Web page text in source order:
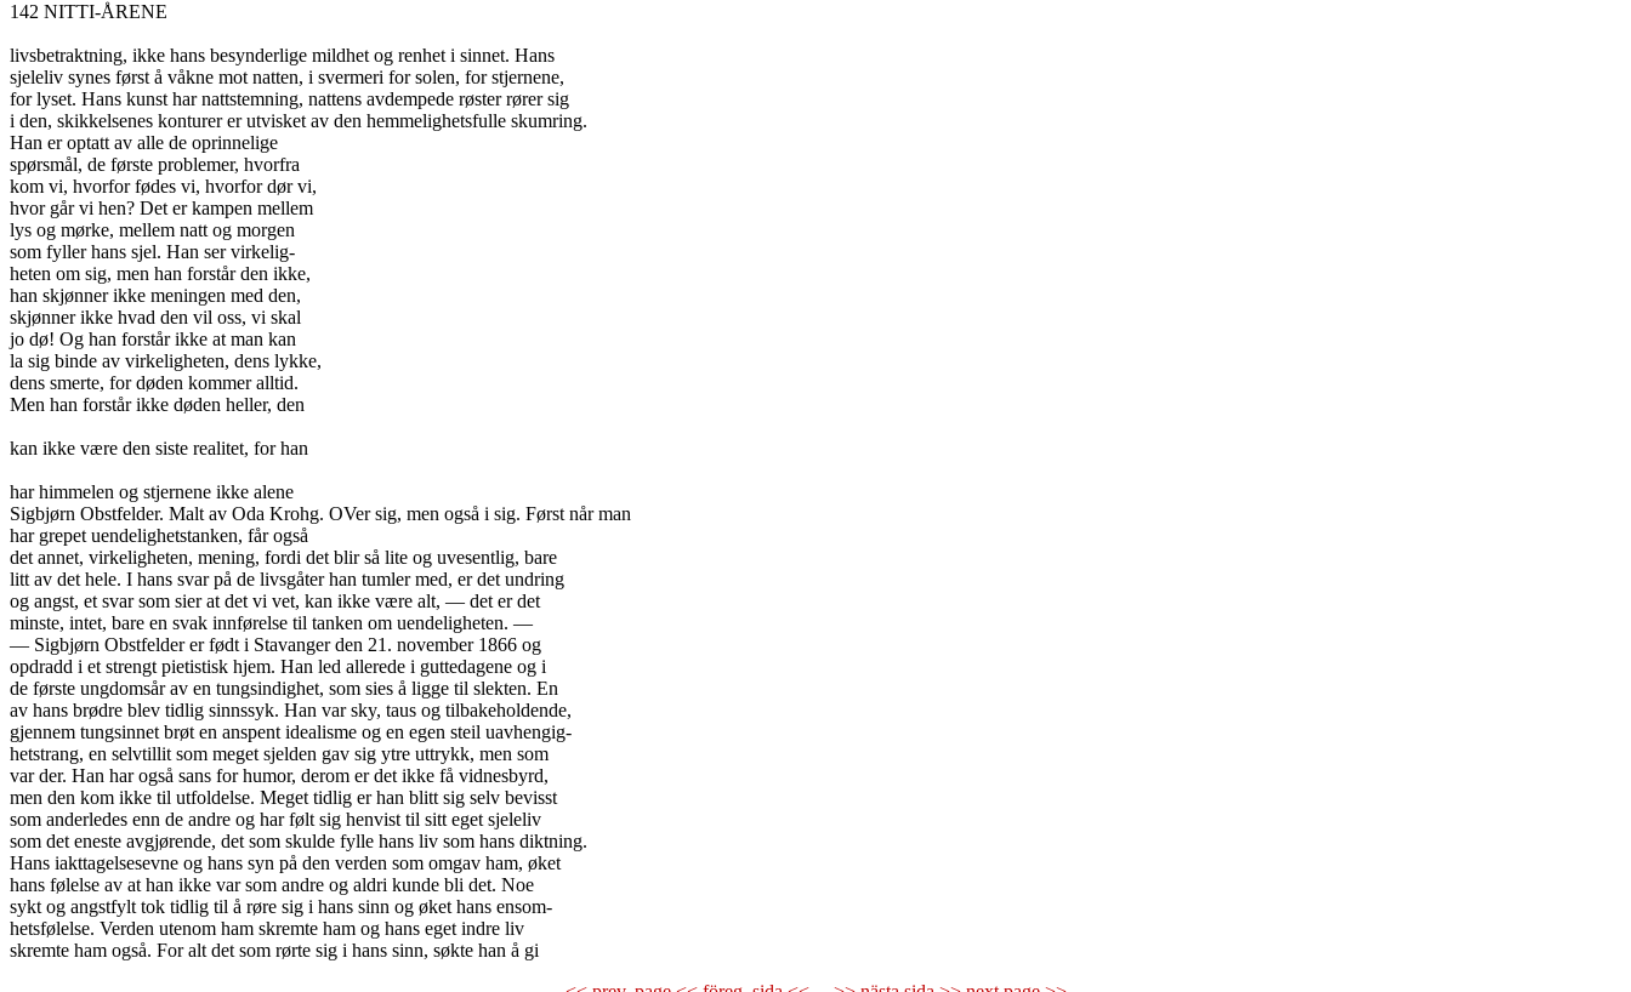
142 NITTI-ÅRENE
livsbetraktning, ikke hans besynderlige mildhet og renhet i sinnet. Hans
sjeleliv synes først å våkne mot natten, i svermeri for solen, for stjernene,
for lyset. Hans kunst har nattstemning, nattens avdempede røster rører sig
i den, skikkelsenes konturer er utvisket av den hemmelighetsfulle skumring.
Han er optatt av alle de oprinnelige
spørsmål, de første problemer, hvorfra
kom vi, hvorfor fødes vi, hvorfor dør vi,
hvor går vi hen? Det er kampen mellem
lys og mørke, mellem natt og morgen
som fyller hans sjel. Han ser virkelig-
heten om sig, men han forstår den ikke,
han skjønner ikke meningen med den,
skjønner ikke hvad den vil oss, vi skal
jo dø! Og han forstår ikke at man kan
la sig binde av virkeligheten, dens lykke,
dens smerte, for døden kommer alltid.
Men han forstår ikke døden heller, den
kan ikke være den siste realitet, for han
har himmelen og stjernene ikke alene
Sigbjørn Obstfelder. Malt av Oda Krohg. OVer sig, men også i sig. Først når man
har grepet uendelighetstanken, får også
det annet, virkeligheten, mening, fordi det blir så lite og uvesentlig, bare
litt av det hele. I hans svar på de livsgåter han tumler med, er det undring
og angst, et svar som sier at det vi vet, kan ikke være alt, — det er det
minste, intet, bare en svak innførelse til tanken om uendeligheten. —
— Sigbjørn Obstfelder er født i Stavanger den 21. november 1866 og
opdradd i et strengt pietistisk hjem. Han led allerede i guttedagene og i
de første ungdomsår av en tungsindighet, som sies å ligge til slekten. En
av hans brødre blev tidlig sinnssyk. Han var sky, taus og tilbakeholdende,
gjennem tungsinnet brøt en anspent idealisme og en egen steil uavhengig-
hetstrang, en selvtillit som meget sjelden gav sig ytre uttrykk, men som
var der. Han har også sans for humor, derom er det ikke få vidnesbyrd,
men den kom ikke til utfoldelse. Meget tidlig er han blitt sig selv bevisst
som anderledes enn de andre og har følt sig henvist til sitt eget sjeleliv
som det eneste avgjørende, det som skulde fylle hans liv som hans diktning.
Hans iakttagelsesevne og hans syn på den verden som omgav ham, øket
hans følelse av at han ikke var som andre og aldri kunde bli det. Noe
sykt og angstfylt tok tidlig til å røre sig i hans sinn og øket hans ensom-
hetsfølelse. Verden utenom ham skremte ham og hans eget indre liv
skremte ham også. For alt det som rørte sig i hans sinn, søkte han å gi